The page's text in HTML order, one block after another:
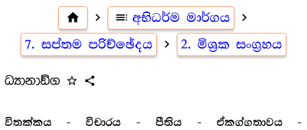
home navigate_next toc අභිධර්ම මාර්ගය navigate_next
7. සප්තම පරිච්ඡේදය navigate_next 2. මිශ්‍ර‍ක සංග්‍ර‍හය
ධ්‍යානාඞ්ග star_outline share
විතක්කය - විචාරය - පීතිය - ඒකග්ගතාවය -